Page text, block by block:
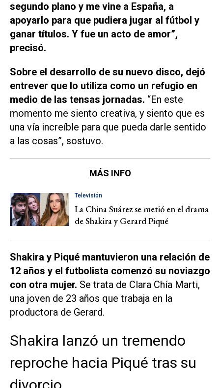
segundo plano y me vine a España, a
apoyarlo para que pudiera jugar al fútbol y
ganar títulos. Y fue un acto de amor”,
precisó.
Sobre el desarrollo de su nuevo disco, dejó
entrever que lo utiliza como un refugio en
medio de las tensas jornadas. “En este
momento me siento creativa, y siento que es
una vía increíble para que pueda darle sentido
a las cosas”, sostuvo.
MÁS INFO
Televisión
La China Suárez se metió en el drama
de Shakira y Gerard Piqué
Shakira y Piqué mantuvieron una relación de
12 años y el futbolista comenzó su noviazgo
con otra mujer. Se trata de Clara Chía Marti,
una joven de 23 años que trabaja en la
productora de Gerard.
Shakira lanzó un tremendo
reproche hacia Piqué tras su